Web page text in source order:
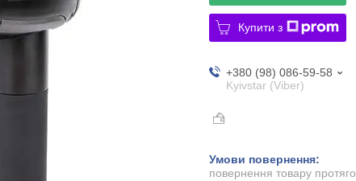
Купити з
+380 (98) 086-59-58
Kyivstar (Viber)
повернення товару